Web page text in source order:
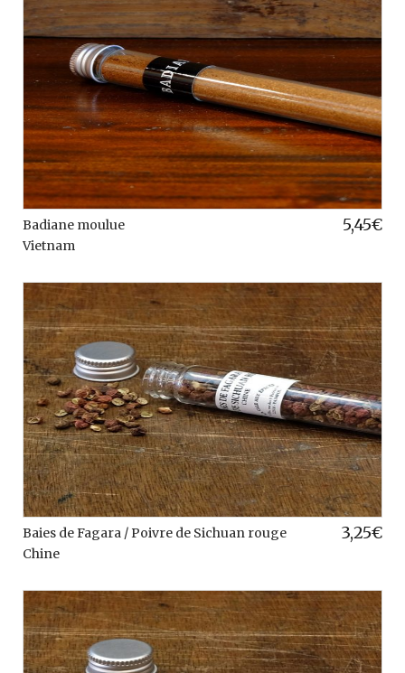
Badiane moulue
Vietnam
5,45€
Baies de Fagara / Poivre de Sichuan rouge
Chine
3,25€